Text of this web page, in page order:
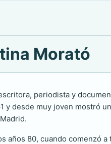
Morató
periodista y
y desde muy joven mostró
años 80, cuando comenzó